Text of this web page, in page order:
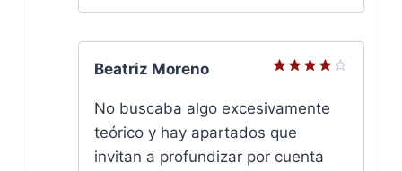
Beatriz Moreno
con4
de 5
No buscaba algo excesivamente
teórico y hay apartados que
invitan a profundizar por cuenta